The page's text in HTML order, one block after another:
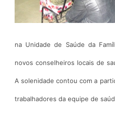
na Unidade de Saúde da
novos conselheiros locais de
A solenidade contou com a
trabalhadores da equipe de